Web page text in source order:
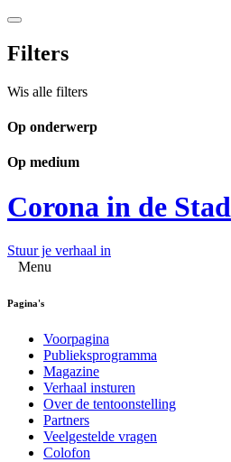
Filters
Wis alle filters
Op onderwerp
Op medium
Corona in de Stad
Stuur je verhaal in
Menu
Pagina's
Voorpagina
Publieksprogramma
Magazine
Verhaal insturen
Over de tentoonstelling
Partners
Veelgestelde vragen
Colofon